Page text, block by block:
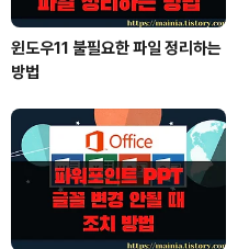
윈도우11 불필요한 파일 정리하는
방법